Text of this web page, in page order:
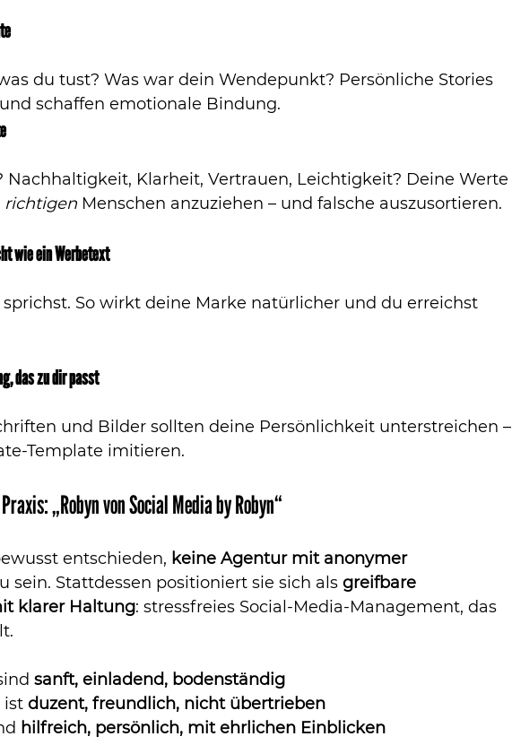
du tust? Was war dein Wendepunkt? Persönliche Stories
schaffen emotionale Bindung.
Nachhaltigkeit, Klarheit, Vertrauen, Leichtigkeit? Deine Werte
richtigen Menschen anzuziehen – und falsche auszusortieren.
wie ein Werbetext
sprichst. So wirkt deine Marke natürlicher und du erreichst
das zu dir passt
und Bilder sollten deine Persönlichkeit unterstreichen –
Template imitieren.
„Robyn von Social Media by Robyn“
entschieden, keine Agentur mit anonymer
sein. Stattdessen positioniert sie sich als greifbare
klarer Haltung: stressfreies Social-Media-Management, das
sanft, einladend, bodenständig
ist duzent, freundlich, nicht übertrieben
hilfreich, persönlich, mit ehrlichen Einblicken